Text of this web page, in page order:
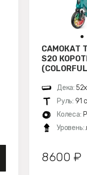
САМОКАТ
S20
Дека:
Руль: 91
Колеса:
Уровень:
8600 ₽